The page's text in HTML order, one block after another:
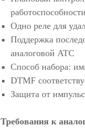
Одно реле для
Поддержка
аналоговой АТС
Способ набора:
DTMF
Защита от
Требования к